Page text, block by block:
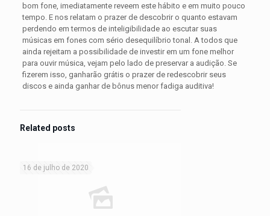
bom fone, imediatamente reveem este hábito e em muito pouco
tempo. E nos relatam o prazer de descobrir o quanto estavam
perdendo em termos de inteligibilidade ao escutar suas
músicas em fones com sério desequilíbrio tonal. A todos que
ainda rejeitam a possibilidade de investir em um fone melhor
para ouvir música, vejam pelo lado de preservar a audição. Se
fizerem isso, ganharão grátis o prazer de redescobrir seus
discos e ainda ganhar de bônus menor fadiga auditiva!
Related posts
16 de julho de 2020